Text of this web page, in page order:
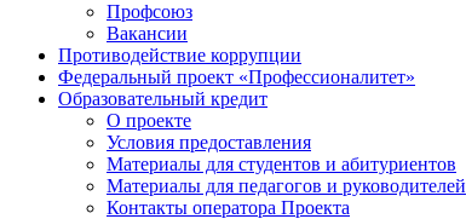
Профсоюз
Вакансии
Противодействие коррупции
Федеральный проект «Профессионалитет»
Образовательный кредит
О проекте
Условия предоставления
Материалы для студентов и абитуриентов
Материалы для педагогов и руководителей
Контакты оператора Проекта